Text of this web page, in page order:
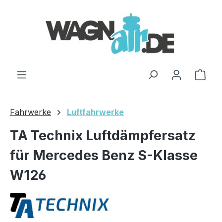
Fahrwerke Luftfahrwerke
TA Technix Luftdämpfersatz
für Mercedes Benz S-Klasse
W126